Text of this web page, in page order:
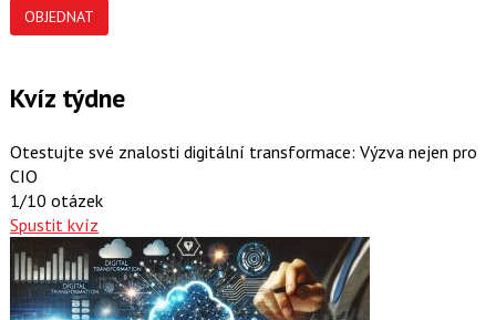
OBJEDNAT
Kvíz týdne
Otestujte své znalosti digitální transformace: Výzva nejen pro
CIO
1/10 otázek
Spustit kvíz